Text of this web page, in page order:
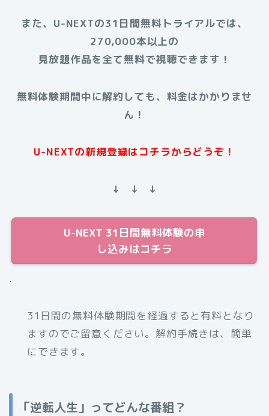
また、U-NEXTの31日間無料トライアルでは、
270,000本以上の
見放題作品を全て無料で視聴できます！
無料体験期間中に解約しても、料金はかかりませ
ん！
U-NEXTの新規登録はコチラからどうぞ！
↓ ↓ ↓
U-NEXT 31日間無料体験の申
し込みはコチラ
.
31日間の無料体験期間を経過すると有料となり
ますのでご留意ください。解約手続きは、簡単
にできます。
「逆転人生」ってどんな番組？